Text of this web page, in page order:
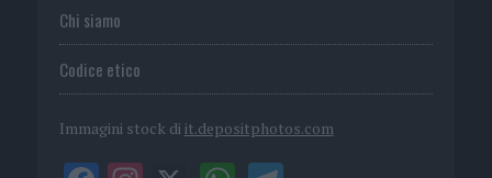
Chi siamo
Codice etico
Immagini stock di it.depositphotos.com